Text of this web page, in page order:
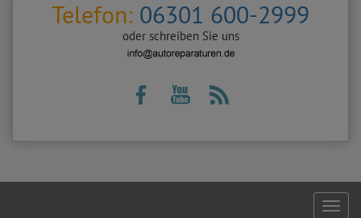
Telefon: 06301 600-2999
oder schreiben Sie uns
Footer